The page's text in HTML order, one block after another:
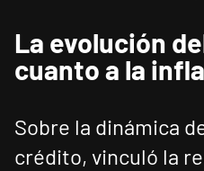
La evolución
cuanto a la
Sobre la dinámica
crédito, vinculó la